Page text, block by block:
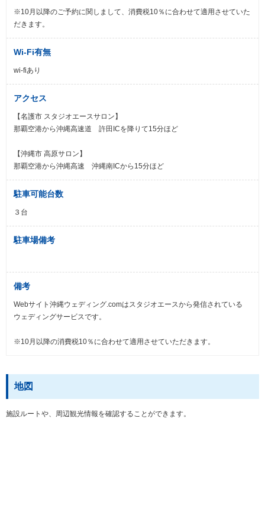
※10月以降のご予約に関しまして、消費税10％に合わせて適用させていた
だきます。
Wi-Fi有無
wi-fiあり
アクセス
【名護市 スタジオエースサロン】
那覇空港から沖縄高速道 許田ICを降りて15分ほど
【沖縄市 高原サロン】
那覇空港から沖縄高速 沖縄南ICから15分ほど
駐車可能台数
３台
駐車場備考
備考
Webサイト沖縄ウェディング.comはスタジオエースから発信されている
ウェディングサービスです。
※10月以降の消費税10％に合わせて適用させていただきます。
地図
施設ルートや、周辺観光情報を確認することができます。